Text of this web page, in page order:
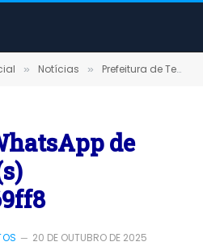
» Notícias » Prefeitura de Terra Santa realiza “Tarde Alegre” e celebra o mês das crianças com uma grande festa de alegria e integração
de
20 DE OUTUBRO DE 2025